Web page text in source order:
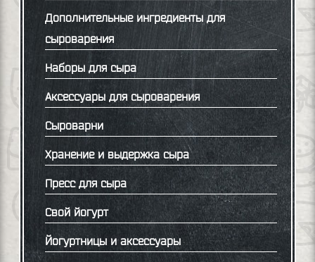
Дополнительные ингредиенты для
сыроварения
Наборы для сыра
Аксессуары для сыроварения
Сыроварни
Хранение и выдержка сыра
Пресс для сыра
Свой йогурт
Йогуртницы и аксессуары